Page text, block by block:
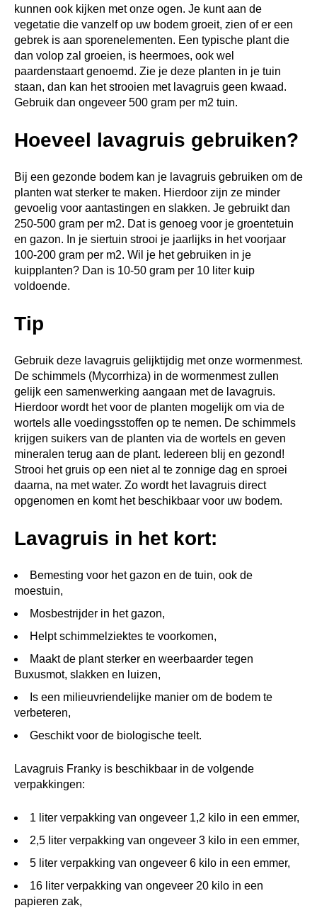
kunnen ook kijken met onze ogen. Je kunt aan de
vegetatie die vanzelf op uw bodem groeit, zien of er een
gebrek is aan sporenelementen. Een typische plant die
dan volop zal groeien, is heermoes, ook wel
paardenstaart genoemd. Zie je deze planten in je tuin
staan, dan kan het strooien met lavagruis geen kwaad.
Gebruik dan ongeveer 500 gram per m2 tuin.
Hoeveel lavagruis gebruiken?
Bij een gezonde bodem kan je lavagruis gebruiken om de
planten wat sterker te maken. Hierdoor zijn ze minder
gevoelig voor aantastingen en slakken. Je gebruikt dan
250-500 gram per m2. Dat is genoeg voor je groentetuin
en gazon. In je siertuin strooi je jaarlijks in het voorjaar
100-200 gram per m2. Wil je het gebruiken in je
kuipplanten? Dan is 10-50 gram per 10 liter kuip
voldoende.
Tip
Gebruik deze lavagruis gelijktijdig met onze wormenmest.
De schimmels (Mycorrhiza) in de wormenmest zullen
gelijk een samenwerking aangaan met de lavagruis.
Hierdoor wordt het voor de planten mogelijk om via de
wortels alle voedingsstoffen op te nemen. De schimmels
krijgen suikers van de planten via de wortels en geven
mineralen terug aan de plant. Iedereen blij en gezond!
Strooi het gruis op een niet al te zonnige dag en sproei
daarna, na met water. Zo wordt het lavagruis direct
opgenomen en komt het beschikbaar voor uw bodem.
Lavagruis in het kort:
Bemesting voor het gazon en de tuin, ook de
moestuin,
Mosbestrijder in het gazon,
Helpt schimmelziektes te voorkomen,
Maakt de plant sterker en weerbaarder tegen
Buxusmot, slakken en luizen,
Is een milieuvriendelijke manier om de bodem te
verbeteren,
Geschikt voor de biologische teelt.
Lavagruis Franky is beschikbaar in de volgende
verpakkingen:
1 liter verpakking van ongeveer 1,2 kilo in een emmer,
2,5 liter verpakking van ongeveer 3 kilo in een emmer,
5 liter verpakking van ongeveer 6 kilo in een emmer,
16 liter verpakking van ongeveer 20 kilo in een
papieren zak,